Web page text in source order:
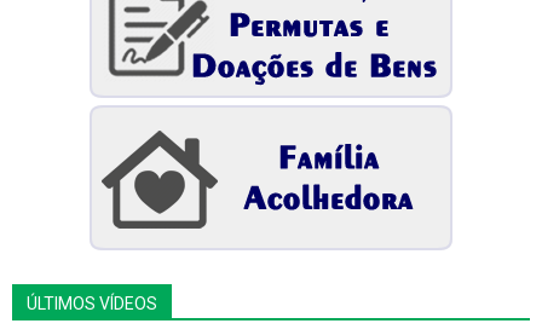
ÚLTIMOS VÍDEOS